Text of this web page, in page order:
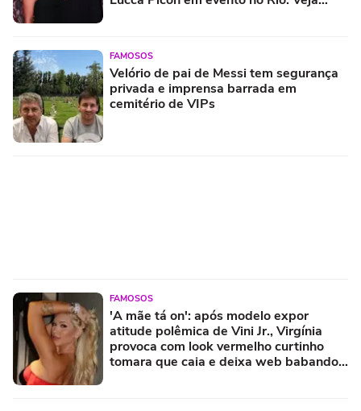
FAMOSOS
Velório de pai de Messi tem segurança
privada e imprensa barrada em
cemitério de VIPs
FAMOSOS
'A mãe tá on': após modelo expor
atitude polêmica de Vini Jr., Virgínia
provoca com look vermelho curtinho
tomara que caia e deixa web babando.